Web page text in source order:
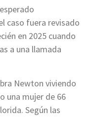
caso fuera revisado
en 2025 cuando
a una llamada
Newton viviendo
una mujer de 66
Según las